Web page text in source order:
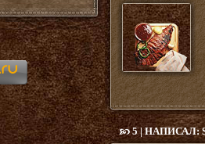
5 | НАПИСАЛ: